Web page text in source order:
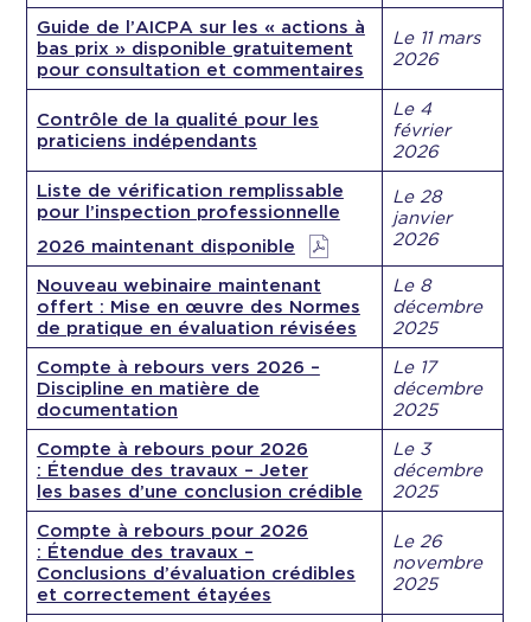
Guide de l’AICPA sur les « actions à
bas prix » disponible gratuitement
pour consultation et commentaires
Le 11 mars
2026
Contrôle de la qualité pour les
praticiens indépendants
Le 4
février
2026
Liste de vérification remplissable
pour l’inspection professionnelle
2026 maintenant disponible
Le 28
janvier
2026
Nouveau webinaire maintenant
offert : Mise en œuvre des Normes
de pratique en évaluation révisées
Le 8
décembre
2025
Compte à rebours vers 2026 –
Discipline en matière de
documentation
Le 17
décembre
2025
Compte à rebours pour 2026
: Étendue des travaux – Jeter
les bases d’une conclusion crédible
Le 3
décembre
2025
Compte à rebours pour 2026
: Étendue des travaux –
Conclusions d’évaluation crédibles
et correctement étayées
Le 26
novembre
2025